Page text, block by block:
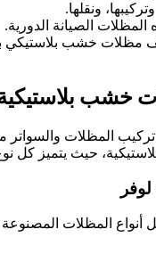
ونقلها.
المظلات الصيانة الدورية.
مظلات خشب بلاستيكي
خشب
تركيب المظلات
حيث يتميز كل
أنواع المظلات